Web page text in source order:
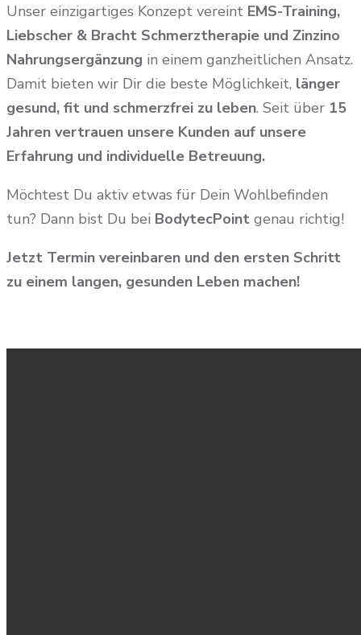
Unser einzigartiges Konzept vereint EMS-Training,
Liebscher & Bracht Schmerztherapie und Zinzino
Nahrungsergänzung in einem ganzheitlichen Ansatz.
Damit bieten wir Dir die beste Möglichkeit, länger
gesund, fit und schmerzfrei zu leben. Seit über 15
Jahren vertrauen unsere Kunden auf unsere
Erfahrung und individuelle Betreuung.
Möchtest Du aktiv etwas für Dein Wohlbefinden
tun? Dann bist Du bei BodytecPoint genau richtig!
Jetzt Termin vereinbaren und den ersten Schritt
zu einem langen, gesunden Leben machen!